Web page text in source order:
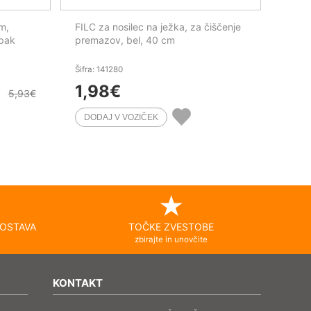
5,93€
FILC za nosilec na ježka, za čiščenje
premazov, bel, 40 cm
Šifra: 141280
1,98€
TOČKE ZVESTOBE
zbirajte in unovčite
KONTAKT